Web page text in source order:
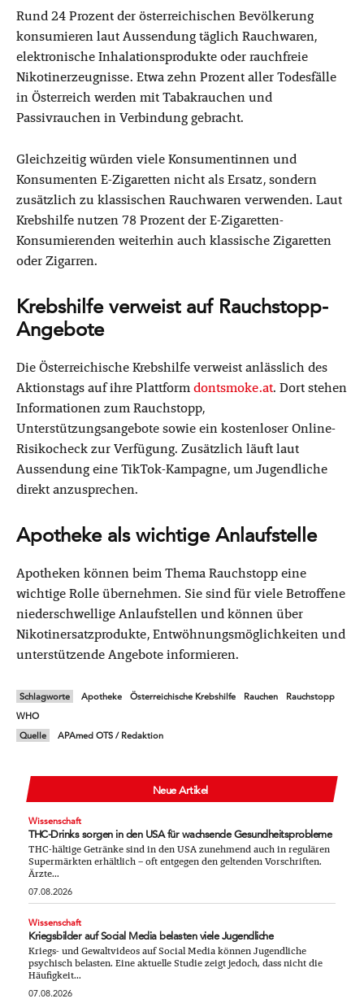
Rund 24 Prozent der österreichischen Bevölkerung
konsumieren laut Aussendung täglich Rauchwaren,
elektronische Inhalationsprodukte oder rauchfreie
Nikotinerzeugnisse. Etwa zehn Prozent aller Todesfälle
in Österreich werden mit Tabakrauchen und
Passivrauchen in Verbindung gebracht.
Gleichzeitig würden viele Konsumentinnen und
Konsumenten E-Zigaretten nicht als Ersatz, sondern
zusätzlich zu klassischen Rauchwaren verwenden. Laut
Krebshilfe nutzen 78 Prozent der E-Zigaretten-
Konsumierenden weiterhin auch klassische Zigaretten
oder Zigarren.
Krebshilfe verweist auf Rauchstopp-
Angebote
Die Österreichische Krebshilfe verweist anlässlich des
Aktionstags auf ihre Plattformdontsmoke.at. Dort stehen
Informationen zum Rauchstopp,
Unterstützungsangebote sowie ein kostenloser Online-
Risikocheck zur Verfügung. Zusätzlich läuft laut
Aussendung eine TikTok-Kampagne, um Jugendliche
direkt anzusprechen.
Apotheke als wichtige Anlaufstelle
Apotheken können beim Thema Rauchstopp eine
wichtige Rolle übernehmen. Sie sind für viele Betroffene
niederschwellige Anlaufstellen und können über
Nikotinersatzprodukte, Entwöhnungsmöglichkeiten und
unterstützende Angebote informieren.
Schlagworte Apotheke Österreichische Krebshilfe Rauchen
Rauchstopp
WHO
Quelle
APAmed OTS / Redaktion
Neue Artikel
Wissenschaft
THC-Drinks sorgen in den USA für wachsende Gesundheitsprobleme
THC-hältige Getränke sind in den USA zunehmend auch in regulären
Supermärkten erhältlich – oft entgegen den geltenden Vorschriften.
Ärzte...
07.08.2026
Wissenschaft
Kriegsbilder auf Social Media belasten viele Jugendliche
Kriegs- und Gewaltvideos auf Social Media können Jugendliche
psychisch belasten. Eine aktuelle Studie zeigt jedoch, dass nicht die
Häufigkeit...
07.08.2026